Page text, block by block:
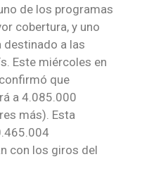
de los programas
cobertura, y uno
destinado a las
Este miércoles en
que
a 4.085.000
más). Esta
con los giros del